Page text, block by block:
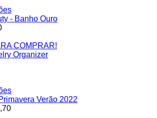
- Banho Ouro
COMPRAR!
Organizer
Verão 2022